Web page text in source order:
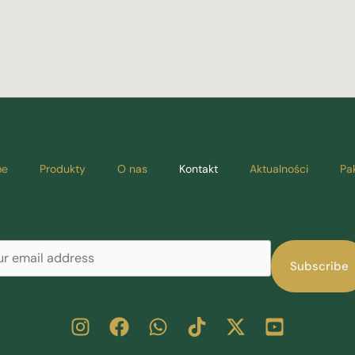
Produkty O nas Kontakt Aktualności
Subscribe